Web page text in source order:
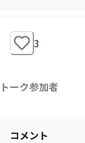
3
トーク参加者
コメント